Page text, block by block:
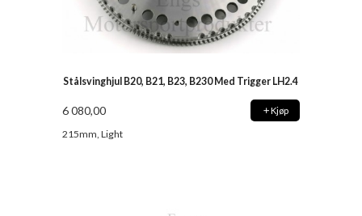
Stålsvinghjul B20, B21, B23, B230 Med Trigger LH2.4
6 080,00 Kjøp
215mm, Light